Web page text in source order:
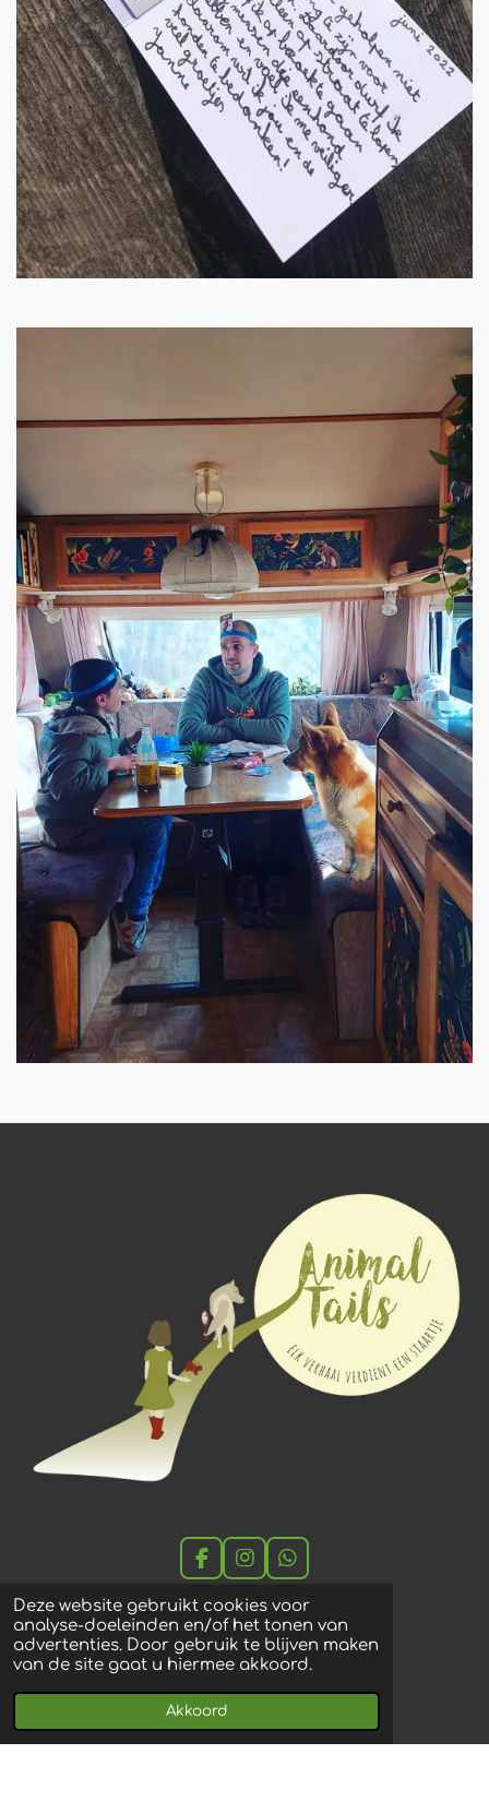
Deze website gebruikt cookies voor
analyse-doeleinden en/of het tonen van
advertenties. Door gebruik te blijven maken
van de site gaat u hiermee akkoord.
Akkoord
F
a
c
e
b
o
k
I
n
s
t
a
g
W
h
a
t
s
A
Animal Tails
Beekstraat 40, 9031 Drongen
+32 479 18 03 45
info@animaltails.be